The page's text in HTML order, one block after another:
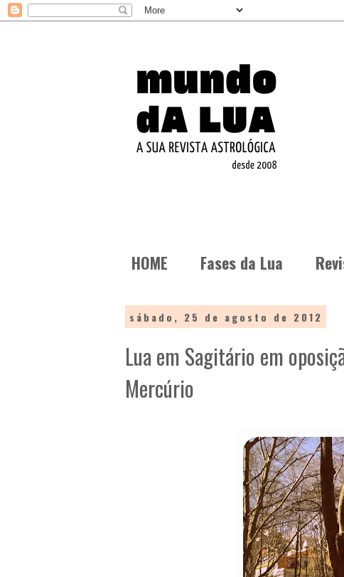
HOME Fases da Lua
sábado, 25 de agosto de 2012
Lua em Sagitário em
Mercúrio